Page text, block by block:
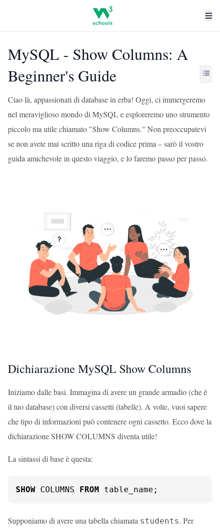
MySQL - Show Columns: A
Beginner's Guide
Ciao là, appassionati di database in erba! Oggi, ci immergeremo
nel meraviglioso mondo di MySQL e esploreremo uno strumento
piccolo ma utile chiamato "Show Columns." Non preoccupatevi
se non avete mai scritto una riga di codice prima – sarò il vostro
guida amichevole in questo viaggio, e lo faremo passo per passo.
Dichiarazione MySQL Show Columns
Iniziamo dalle basi. Immagina di avere un grande armadio (che è
il tuo database) con diversi cassetti (tabelle). A volte, vuoi sapere
che tipo di informazioni può contenere ogni cassetto. Ecco dove la
dichiarazione SHOW COLUMNS diventa utile!
La sintassi di base è questa:
SHOW COLUMNS FROM table_name;
Supponiamo di avere una tabella chiamata students. Per